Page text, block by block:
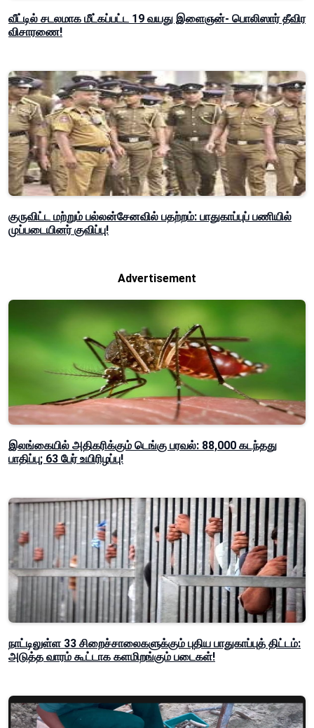
வீட்டில் சடலமாக மீட்கப்பட்ட 19 வயது இளைஞன்- பொலிஸார் தீவிர
விசாரணை!
குருவிட்ட மற்றும் பல்லன்சேனவில் பதற்றம்: பாதுகாப்புப் பணியில்
முப்படையினர் குவிப்பு!
Advertisement
இலங்கையில் அதிகரிக்கும் டெங்கு பரவல்: 88,000 கடந்தது
பாதிப்பு; 63 பேர் உயிரிழப்பு!
நாட்டிலுள்ள 33 சிறைச்சாலைகளுக்கும் புதிய பாதுகாப்புத் திட்டம்:
அடுத்த வாரம் கூட்டாக களமிறங்கும் படைகள்!